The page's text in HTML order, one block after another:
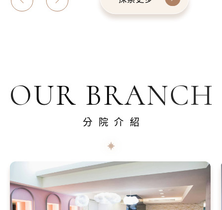
OUR BRANCH
分院介紹